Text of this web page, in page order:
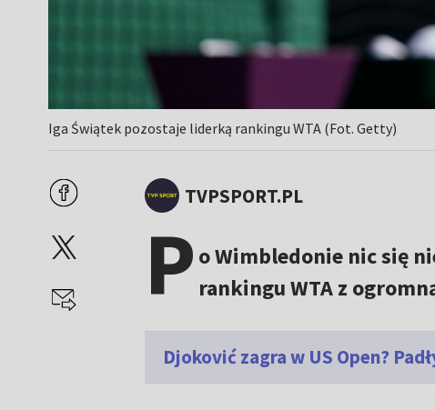
Iga Świątek pozostaje liderką rankingu WTA (Fot. Getty)
TVPSPORT.PL
P o Wimbledonie nic się
rankingu WTA z
Djoković zagra w US Open?